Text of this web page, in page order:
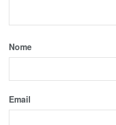
Nome
Email